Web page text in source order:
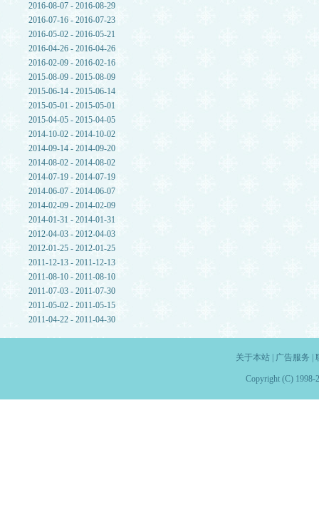
2016-08-07 - 2016-08-29
2016-07-16 - 2016-07-23
2016-05-02 - 2016-05-21
2016-04-26 - 2016-04-26
2016-02-09 - 2016-02-16
2015-08-09 - 2015-08-09
2015-06-14 - 2015-06-14
2015-05-01 - 2015-05-01
2015-04-05 - 2015-04-05
2014-10-02 - 2014-10-02
2014-09-14 - 2014-09-20
2014-08-02 - 2014-08-02
2014-07-19 - 2014-07-19
2014-06-07 - 2014-06-07
2014-02-09 - 2014-02-09
2014-01-31 - 2014-01-31
2012-04-03 - 2012-04-03
2012-01-25 - 2012-01-25
2011-12-13 - 2011-12-13
2011-08-10 - 2011-08-10
2011-07-03 - 2011-07-30
2011-05-02 - 2011-05-15
2011-04-22 - 2011-04-30
关于本站| 广告服务
Copyright (C) 1998-